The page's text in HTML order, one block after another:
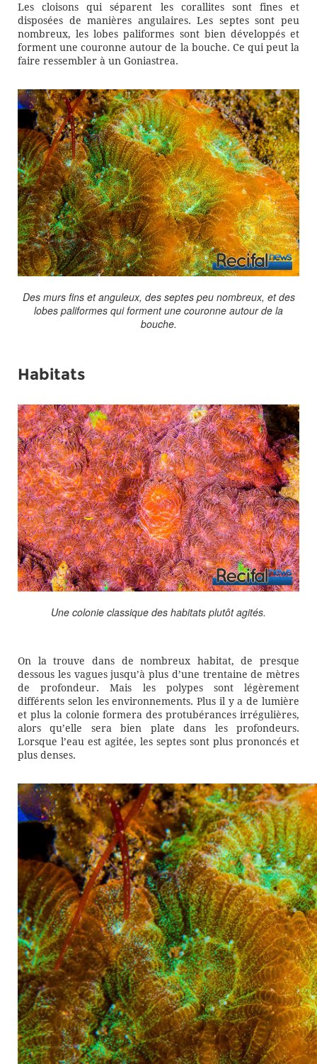
Les cloisons qui séparent les corallites sont fines et
disposées de manières angulaires. Les septes sont peu
nombreux, les lobes paliformes sont bien développés et
forment une couronne autour de la bouche. Ce qui peut la
faire ressembler à un Goniastrea.
Des murs fins et anguleux, des septes peu nombreux, et des
lobes paliformes qui forment une couronne autour de la
bouche.
Habitats
Une colonie classique des habitats plutôt agités.
On la trouve dans de nombreux habitat, de presque
dessous les vagues jusqu’à plus d’une trentaine de mètres
de profondeur. Mais les polypes sont légèrement
différents selon les environnements. Plus il y a de lumière
et plus la colonie formera des protubérances irrégulières,
alors qu’elle sera bien plate dans les profondeurs.
Lorsque l’eau est agitée, les septes sont plus prononcés et
plus denses.